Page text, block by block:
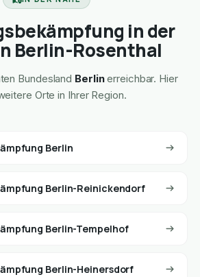
in der
Berlin-Rosenthal
Bundesland Berlinerreichbar. Hier
Orte in Ihrer Region.
Berlin
Berlin-Reinickendorf
Berlin-Tempelhof
Berlin-Heinersdorf